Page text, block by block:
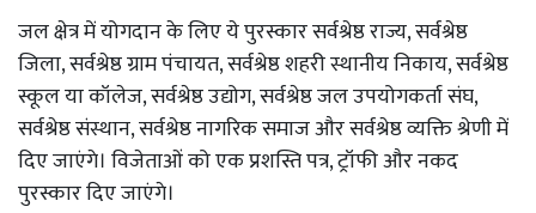
जल क्षेत्र में योगदान के लिए ये पुरस्कार सर्वश्रेष्ठ राज्य, सर्वश्रेष्ठ
जिला, सर्वश्रेष्ठ ग्राम पंचायत, सर्वश्रेष्ठ शहरी स्थानीय निकाय, सर्वश्रेष्ठ
स्कूल या कॉलेज, सर्वश्रेष्ठ उद्योग, सर्वश्रेष्ठ जल उपयोगकर्ता संघ,
सर्वश्रेष्ठ संस्थान, सर्वश्रेष्ठ नागरिक समाज और सर्वश्रेष्ठ व्यक्ति श्रेणी में
दिए जाएंगे। विजेताओं को एक प्रशस्ति पत्र, ट्रॉफी और नकद
पुरस्कार दिए जाएंगे।